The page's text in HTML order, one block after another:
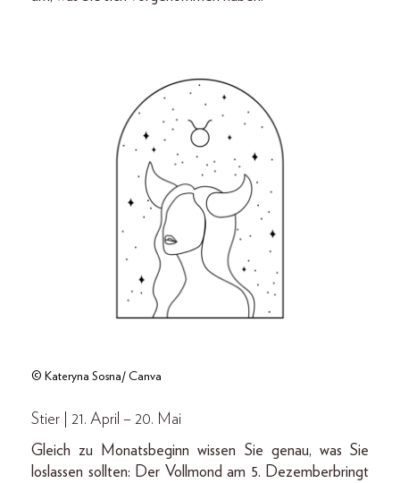
© Kateryna Sosna/ Canva
Stier | 21. April – 20. Mai
Gleich zu Monatsbeginn wissen Sie genau, was Sie
loslassen sollten: Der Vollmond am 5. Dezemberbringt